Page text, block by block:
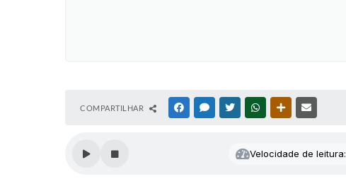
COMPARTILHAR FACEBOOKMESSENGER
TWITTERWHATSAPPOUTRAS MÍDIAS
Velocidade de leitura: